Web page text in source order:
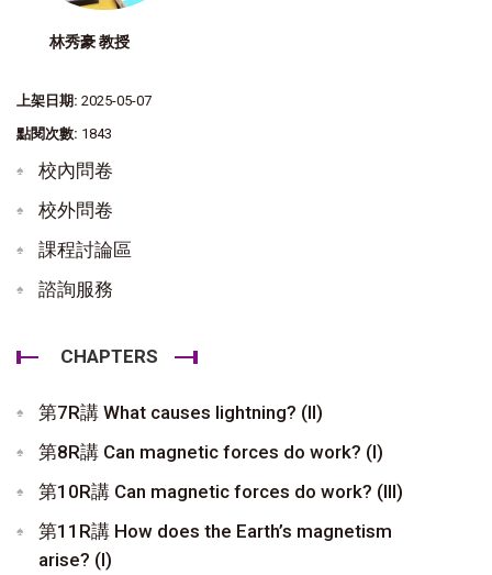
林秀豪 教授
上架日期: 2025-05-07
點閱次數: 1843
校內問卷
校外問卷
課程討論區
諮詢服務
CHAPTERS
第7R講 What causes lightning? (II)
第8R講 Can magnetic forces do work? (I)
第10R講 Can magnetic forces do work? (III)
第11R講 How does the Earth’s magnetism
arise? (I)